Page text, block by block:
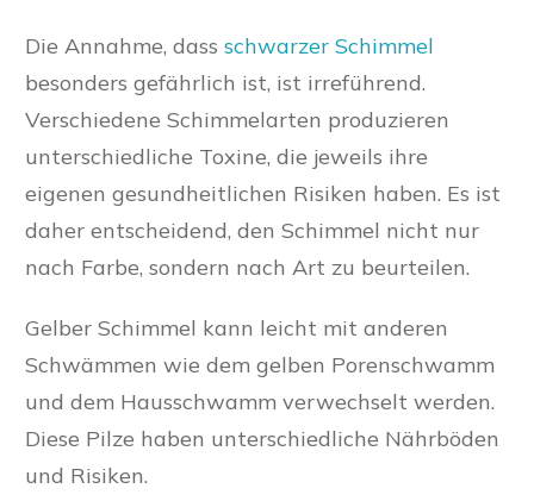
Die Annahme, dass schwarzer Schimmel
besonders gefährlich ist, ist irreführend.
Verschiedene Schimmelarten produzieren
unterschiedliche Toxine, die jeweils ihre
eigenen gesundheitlichen Risiken haben. Es ist
daher entscheidend, den Schimmel nicht nur
nach Farbe, sondern nach Art zu beurteilen.
Gelber Schimmel kann leicht mit anderen
Schwämmen wie dem gelben Porenschwamm
und dem Hausschwamm verwechselt werden.
Diese Pilze haben unterschiedliche Nährböden
und Risiken.